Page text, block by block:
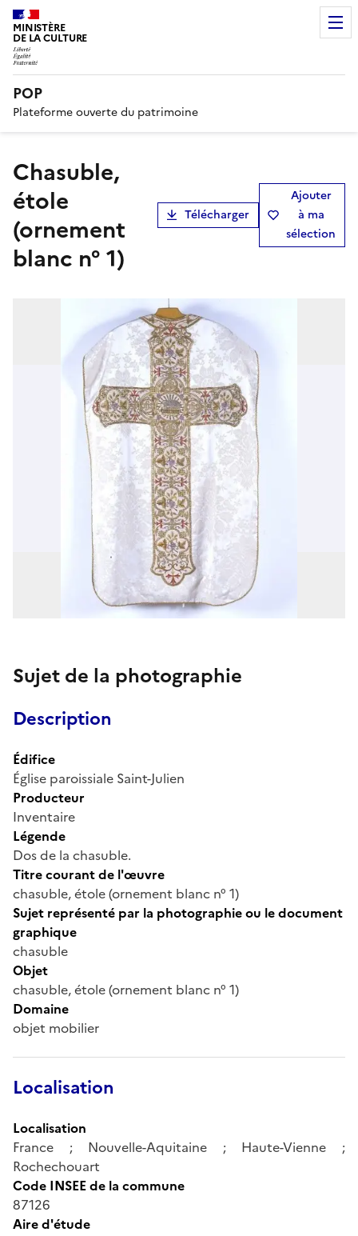
MINISTÈRE
DE LA CULTURE
POP
Plateforme ouverte du patrimoine
chasuble,
étole
(ornement
blanc n° 1)
Télécharger
Ajouter
à ma
sélection
Sujet de la photographie
Description
Édifice
Église paroissiale Saint-Julien
Producteur
Inventaire
Légende
Dos de la chasuble.
Titre courant de l'œuvre
chasuble, étole (ornement blanc n° 1)
Sujet représenté par la photographie ou le document
graphique
chasuble
Objet
chasuble, étole (ornement blanc n° 1)
Domaine
objet mobilier
Localisation
Localisation
France ; Nouvelle-Aquitaine ; Haute-Vienne ;
Rochechouart
Code INSEE de la commune
87126
Aire d'étude